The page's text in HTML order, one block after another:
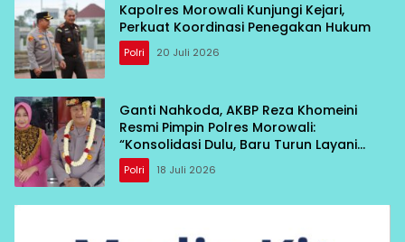
Kapolres Morowali Kunjungi Kejari,
Perkuat Koordinasi Penegakan Hukum
Polri 20 Juli 2026
Ganti Nahkoda, AKBP Reza Khomeini
Resmi Pimpin Polres Morowali:
“Konsolidasi Dulu, Baru Turun Layani
Warga”
Polri 18 Juli 2026